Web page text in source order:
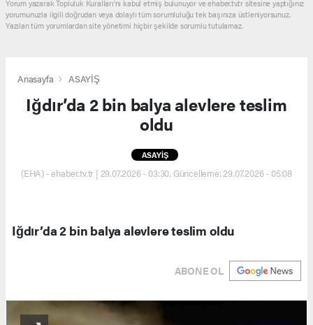
Yorum yazarak Topluluk Kuralları’nı kabul etmiş bulunuyor ve ehaber.tv.tr sitesine yaptığınız
yorumunuzla ilgili doğrudan veya dolaylı tüm sorumluluğu tek başınıza üstleniyorsunuz.
Yazılan tüm yorumlardan site yönetimi hiçbir şekilde sorumlu tutulamaz.
Anasayfa ASAYİŞ
Iğdır’da 2 bin balya alevlere teslim
oldu
ASAYİŞ
(EHA) - ehaber.tv.tr | 29.07.2026 - 03:30, Güncelleme: 29.07.2026 - 05:08
Iğdır’da 2 bin balya alevlere teslim oldu
ABONE OL